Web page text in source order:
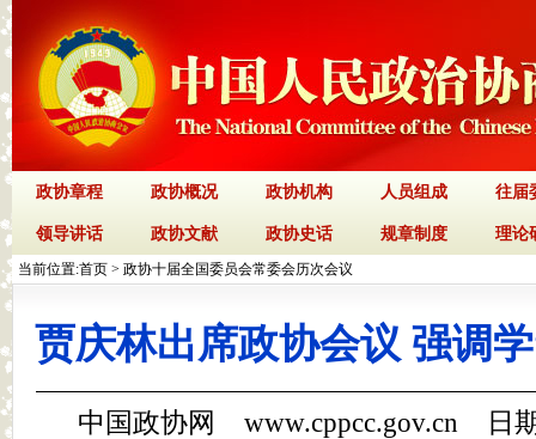
政协章程 政协概况 政协机构 人员组成 往届
领导讲话 政协文献 政协史话 规章制度 理论
当前位置:首页 > 政协十届全国委员会常委会历次会议
贾庆林出席政协会议 强调
中国政协网 www.cppcc.gov.cn 日